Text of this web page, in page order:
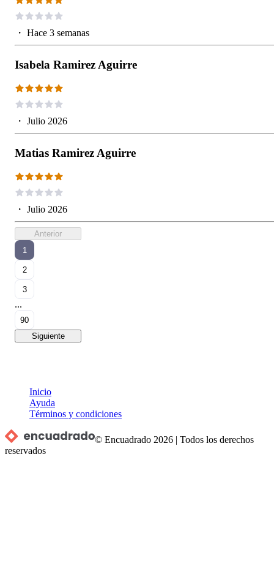
・ Hace 3 semanas
Isabela Ramirez Aguirre
・ Julio 2026
Matias Ramirez Aguirre
・ Julio 2026
Anterior
1
2
3
...
90
Siguiente
Inicio
Ayuda
Términos y condiciones
© Encuadrado 2026 |Todos los derechos
reservados